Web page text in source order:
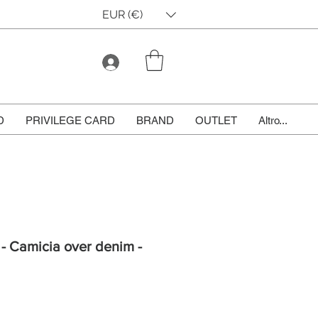
EUR (€)
PRIVILEGE CARD BRAND OUTLET Altro...
Camicia over denim -